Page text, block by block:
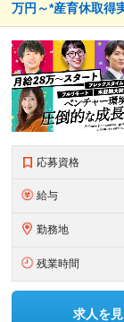
万円～*産育休取得
応募資格
給与
勤務地
残業時間
求人を